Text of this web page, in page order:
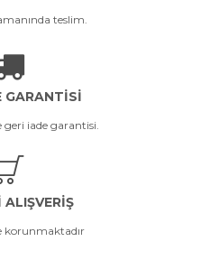
teslim.
GARANTİSİ
geri iade garantisi.
ALIŞVERİŞ
korunmaktadır